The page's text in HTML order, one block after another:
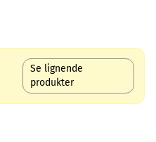
Se lignende
produkter